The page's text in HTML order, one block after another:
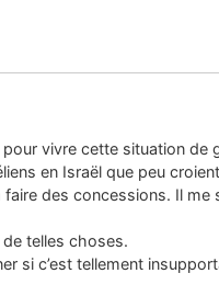
vivre cette situation de
en Israël que peu
des concessions. Il me
telles choses.
si c’est tellement